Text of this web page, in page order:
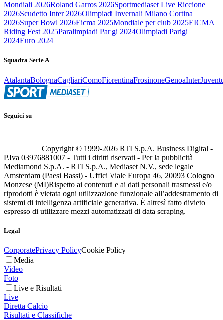
Mondiali 2026Roland Garros 2026Sportmediaset Live Riccione
2026Scudetto Inter 2026Olimpiadi Invernali Milano Cortina
2026Super Bowl 2026Eicma 2025Mondiale per club 2025EICMA
Riding Fest 2025Paralimpiadi Parigi 2024Olimpiadi Parigi
2024Euro 2024
Squadra Serie A
AtalantaBolognaCagliariComoFiorentinaFrosinoneGenoaInter
Seguici su
Copyright © 1999-2026 RTI S.p.A. Business Digital -
P.Iva 03976881007 - Tutti i diritti riservati - Per la pubblicità
Mediamond S.p.A. - RTI S.p.A., Mediaset N.V., sede legale
Amsterdam (Paesi Bassi) - Uffici Viale Europa 46, 20093 Cologno
Monzese (MI)Rispetto ai contenuti e ai dati personali trasmessi e/o
riprodotti è vietata ogni utilizzazione funzionale all’addestramento di
sistemi di intelligenza artificiale generativa. È altresì fatto divieto
espresso di utilizzare mezzi automatizzati di data scraping.
Legal
CorporatePrivacy PolicyCookie Policy
Media
Video
Foto
Live e Risultati
Live
Diretta Calcio
Risultati e Classifiche